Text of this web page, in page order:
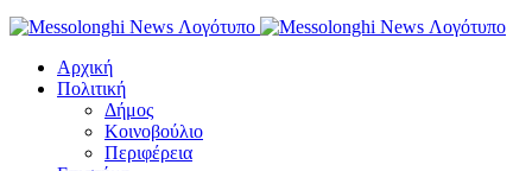
Αρχική
Πολιτική
Δήμος
Κοινοβούλιο
Περιφέρεια